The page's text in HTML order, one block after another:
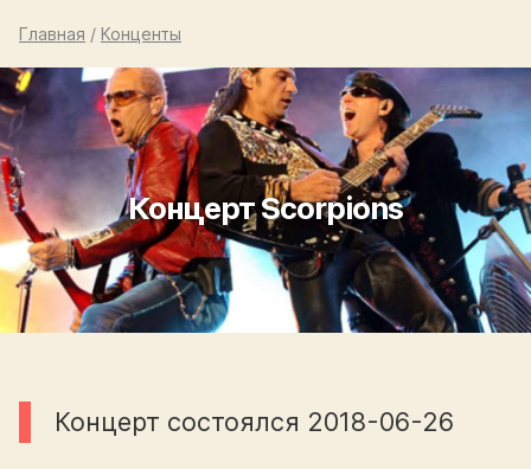
Главная / Конценты
Концерт Scorpions
Концерт состоялся 2018-06-26